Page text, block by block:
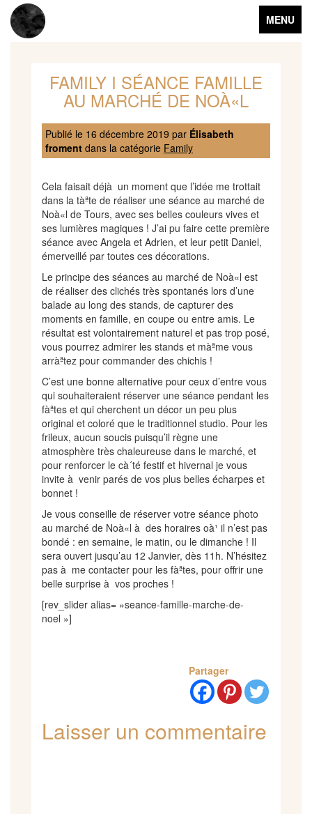
Toggle
navigation
MENU
FAMILY I SÉANCE FAMILLE
AU MARCHÉ DE NOÀ«L
Publié le 16 décembre 2019 par Élisabeth
froment dans la catégorie Family
Cela faisait déjà un moment que l’idée me trottait
dans la tàªte de réaliser une séance au marché de
Noà«l de Tours, avec ses belles couleurs vives et
ses lumières magiques ! J’ai pu faire cette première
séance avec Angela et Adrien, et leur petit Daniel,
émerveillé par toutes ces décorations.
Le principe des séances au marché de Noà«l est
de réaliser des clichés très spontanés lors d’une
balade au long des stands, de capturer des
moments en famille, en coupe ou entre amis. Le
résultat est volontairement naturel et pas trop posé,
vous pourrez admirer les stands et màªme vous
arràªtez pour commander des chichis !
C’est une bonne alternative pour ceux d’entre vous
qui souhaiteraient réserver une séance pendant les
fàªtes et qui cherchent un décor un peu plus
original et coloré que le traditionnel studio. Pour les
frileux, aucun soucis puisqu’il règne une
atmosphère très chaleureuse dans le marché, et
pour renforcer le cà´té festif et hivernal je vous
invite à venir parés de vos plus belles écharpes et
bonnet !
Je vous conseille de réserver votre séance photo
au marché de Noà«l à des horaires oà¹ il n’est pas
bondé : en semaine, le matin, ou le dimanche ! Il
sera ouvert jusqu’au 12 Janvier, dès 11h. N’hésitez
pas à me contacter pour les fàªtes, pour offrir une
belle surprise à vos proches !
[rev_slider alias= »seance-famille-marche-de-
noel »]
Partager
Laisser un commentaire